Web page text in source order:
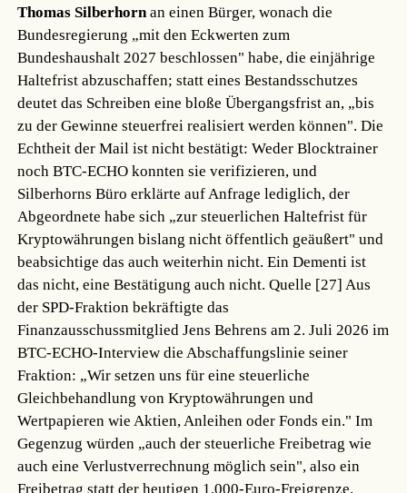
Thomas Silberhornan einen Bürger, wonach die
Bundesregierung „mit den Eckwerten zum
Bundeshaushalt 2027 beschlossen" habe, die einjährige
Haltefrist abzuschaffen; statt eines Bestandsschutzes
deutet das Schreiben eine bloße Übergangsfrist an, „bis
zu der Gewinne steuerfrei realisiert werden können". Die
Echtheit der Mail ist nicht bestätigt: Weder Blocktrainer
noch BTC-ECHO konnten sie verifizieren, und
Silberhorns Büro erklärte auf Anfrage lediglich, der
Abgeordnete habe sich „zur steuerlichen Haltefrist für
Kryptowährungen bislang nicht öffentlich geäußert" und
beabsichtige das auch weiterhin nicht. Ein Dementi ist
das nicht, eine Bestätigung auch nicht.Quelle [27] Aus
der SPD-Fraktion bekräftigte das
Finanzausschussmitglied Jens Behrens am 2. Juli 2026 im
BTC-ECHO-Interview die Abschaffungslinie seiner
Fraktion: „Wir setzen uns für eine steuerliche
Gleichbehandlung von Kryptowährungen und
Wertpapieren wie Aktien, Anleihen oder Fonds ein." Im
Gegenzug würden „auch der steuerliche Freibetrag wie
auch eine Verlustverrechnung möglich sein", also ein
Freibetrag statt der heutigen 1.000-Euro-Freigrenze.